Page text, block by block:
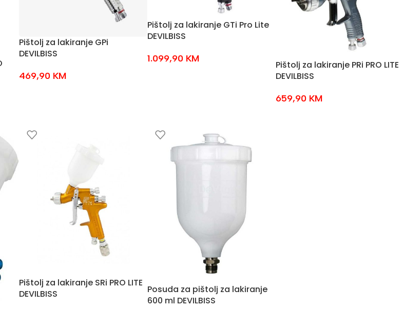
Pištolj za lakiranje GPi
DEVILBISS
469,90 KM
Pištolj za lakiranje GTi Pro Lite
DEVILBISS
1.099,90 KM
Pištolj za lakiranje PRi PRO LITE
DEVILBISS
659,90 KM
Pištolj za lakiranje SRi PRO LITE
DEVILBISS
Posuda za pištolj za lakiranje
600 ml DEVILBISS